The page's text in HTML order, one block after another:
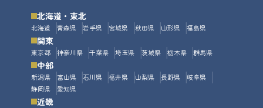
北海道・東北
北海道 青森県 岩手県 宮城県 秋田県 山形県 福島県
関東
東京都 神奈川県 千葉県 埼玉県 茨城県 栃木県 群馬県
中部
新潟県 富山県 石川県 福井県 山梨県 長野県
岐阜県
静岡県
愛知県
近畿